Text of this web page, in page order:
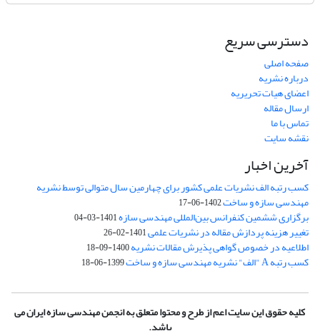
دسترسی سریع
صفحه اصلی
درباره نشریه
اعضای هیات تحریریه
ارسال مقاله
تماس با ما
نقشه سایت
آخرین اخبار
کسب رتبه الف نشریات علمی کشور برای چهارمین سال متوالی توسط نشریه
مهندسی سازه و ساخت1402-06-17
برگزاری ششمین کنفرانس بین‌المللی مهندسی سازه1401-03-04
تغییر هزینه پردازش مقاله در نشریات علمی1401-02-26
اطلاعیه در خصوص گواهی پذیرش مقالات نشریه1400-09-18
کسب رتبه A "الف" نشریه مهندسی سازه و ساخت 1399-06-18
کلیه حقوق این سایت اعم از طرح و محتوا متعلق به انجمن مهندسی سازه ایران می
باشد.